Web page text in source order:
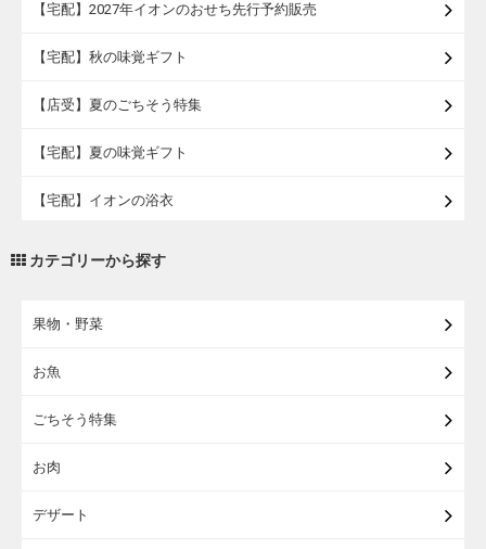
【宅配】2027年イオンのおせち先行予約販売
【宅配】秋の味覚ギフト
【店受】夏のごちそう特集
【宅配】夏の味覚ギフト
【宅配】イオンの浴衣
カテゴリーから探す
果物・野菜
お魚
ごちそう特集
お肉
デザート